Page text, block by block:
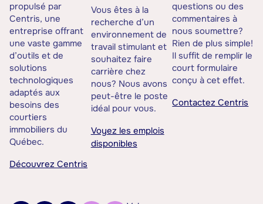
propulsé par
Centris, une
entreprise offrant
une vaste gamme
d’outils et de
solutions
technologiques
adaptés aux
besoins des
courtiers
immobiliers du
Québec.
Découvrez Centris
Vous êtes à la
recherche d’un
environnement de
travail stimulant et
souhaitez faire
carrière chez
nous? Nous avons
peut-être le poste
idéal pour vous.
Voyez les emplois
disponibles
questions ou des
commentaires à
nous soumettre?
Rien de plus simple!
Il suffit de remplir le
court formulaire
conçu à cet effet.
Contactez Centris